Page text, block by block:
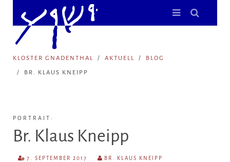
KLOSTER GNADENTHAL AKTUELL BLOG
BR. KLAUS KNEIPP
PORTRAIT:
Br. Klaus Kneipp
7. SEPTEMBER 2017 BR. KLAUS KNEIPP